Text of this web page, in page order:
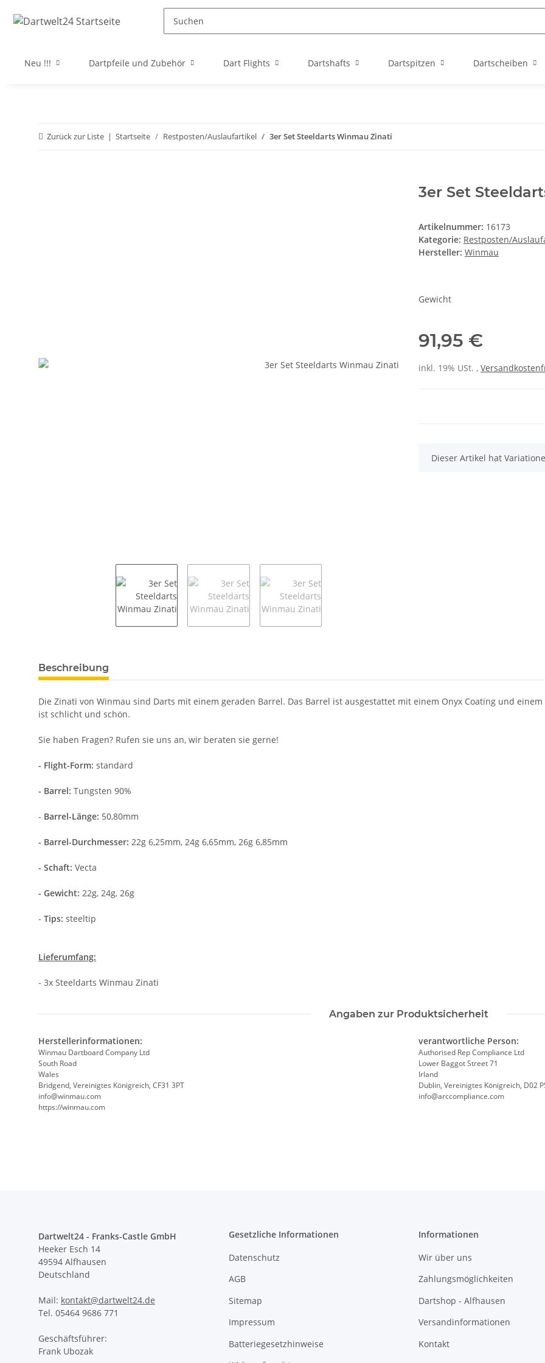
Neu !!! Dartpfeile und Zubehör Dart Flights Dartshafts Dartspitzen Dartscheiben
Zurück zur Liste Startseite Restposten/Auslaufartikel 3er Set Steeldarts Winmau Zinati
3er Set
Artikelnummer: 16173
Kategorie: Restposten/
Hersteller: Winmau
Gewicht
91,95 €
inkl. 19% USt. ,
x
Dieser Artikel hat
weitere Registerkarten anzeigen
Beschreibung
Die Zinati von Winmau sind Darts mit einem geraden Barrel. Das Barrel ist ausgestattet mit einem Onyx Coating und
ist schlicht und schön.
Sie haben Fragen? Rufen sie uns an, wir beraten sie gerne!
- Flight-Form: standard
- Barrel: Tungsten 90%
- Barrel-Länge: 50,80mm
- Barrel-Durchmesser: 22g 6,25mm, 24g 6,65mm, 26g 6,85mm
- Schaft: Vecta
- Gewicht: 22g, 24g, 26g
- Tips: steeltip
Lieferumfang:
- 3x Steeldarts Winmau Zinati
Angaben zur Produktsicherheit
Herstellerinformationen:
Winmau Dartboard Company Ltd
South Road
Wales
Bridgend, Vereinigtes Königreich, CF31 3PT
info@winmau.com
https://winmau.com
verantwortliche Person:
Authorised Rep Compliance Ltd
Lower Baggot Street 71
Irland
Dublin, Vereinigtes Königreich, D02
info@arccompliance.com
Dartwelt24 - Franks-Castle GmbH
Heeker Esch 14
49594 Alfhausen
Deutschland
Mail: kontakt@dartwelt24.de
Tel. 05464 9686 771
Geschäftsführer:
Frank Ubozak
Gesetzliche Informationen
Datenschutz
AGB
Sitemap
Impressum
Batteriegesetzhinweise
Informationen
Wir über uns
Zahlungsmöglichkeiten
Dartshop - Alfhausen
Versandinformationen
Kontakt